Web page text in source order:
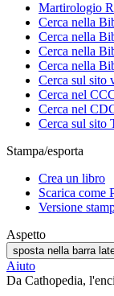
Martirologio
Cerca nella
Cerca nella
Cerca nella
Cerca nella
Cerca sul sito
Cerca nel
Cerca nel
Cerca sul sito
Stampa/esporta
Crea un libro
Scarica come
Versione
Aspetto
sposta nella barra
Aiuto
Da Cathopedia,